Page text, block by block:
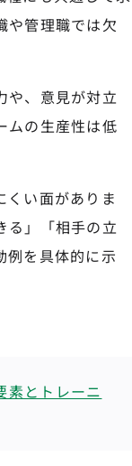
や管理職では欠
や、意見が対立
ムの生産性は低
くい面がありま
る」「相手の立
例を具体的に示
素とトレーニ